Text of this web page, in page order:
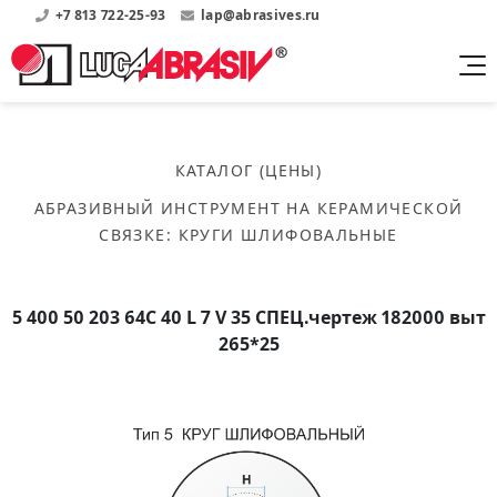
+7 813 722-25-93 lap@abrasives.ru
бакелитовой связке
Скачать каталог
Круги шлифовальные
Сегменты шлифовальные
Бруски шлифовальные
Скачать каталог
Круги шлифовальные
Скачать прайсы на нашу продукцию
эсплуатации
Публикации
О нас
Информация о заводе
История завода
Список партнеров завода
Мероприятия
Контакты
КАТАЛОГ (ЦЕНЫ)
АБРАЗИВНЫЙ ИНСТРУМЕНТ НА КЕРАМИЧЕСКОЙ
СВЯЗКЕ : КРУГИ ШЛИФОВАЛЬНЫЕ
5 400 50 203 64С 40 L 7 V 35 СПЕЦ.чертеж 182000 выт
265*25